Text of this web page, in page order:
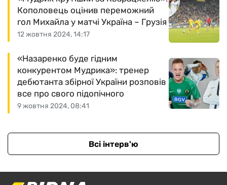
12 жовтня 2024, 14:17
Кополовець оцінив переможний
гол Михайла у матчі Україна – Грузія
9 жовтня 2024, 08:41
«Назаренко буде гідним
конкурентом Мудрика»: тренер
дебютанта збірної України розповів
все про свого підопічного
Всі інтерв'ю